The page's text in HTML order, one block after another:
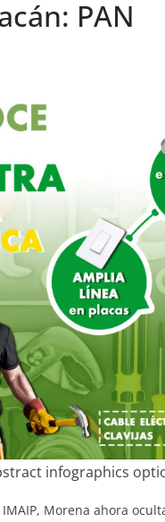
PAN
infographics
IMAIP, Morena ahora